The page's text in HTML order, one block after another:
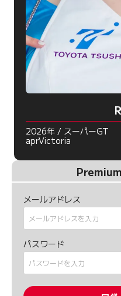
2026年 / スーパーGT
aprVictoria
メールアドレス
パスワード